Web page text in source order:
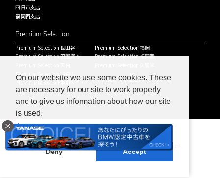
四日市支店
福岡西支店
Premium Selection
Premium Selection 世田谷
Premium Selection 田園調布
Premium Selection 四日市
Premium Selection 中川
Premium Selection 福岡
Premium Selection 福岡西
Copyright © ヤナセバイエルンモーターズ株式会社 All Rights Reserved.
On our website we use some cookies. These
are necessary for our site to work properly
and to give us information about how our site
is used.
Learn more
Deny Accept